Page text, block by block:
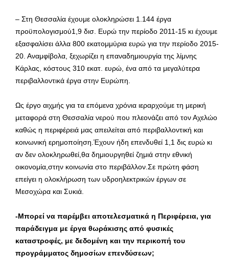
– Στη Θεσσαλία έχουμε ολοκληρώσει 1.144 έργα
προϋπολογισμού1,9 δισ. Ευρώ την περίοδο 2011-15 κι έχουμε
εξασφαλίσει άλλα 800 εκατομμύρια ευρώ για την περίοδο 2015-
20. Αναμφίβολα, ξεχωρίζει η επαναδημιουργία της λίμνης
Κάρλας, κόστους 310 εκατ. ευρώ, ένα από τα μεγαλύτερα
περιβαλλοντικά έργα στην Ευρώπη.
Ως έργο αιχμής για τα επόμενα χρόνια ιεραρχούμε τη μερική
μεταφορά στη Θεσσαλία νερού που πλεονάζει από τον Αχελώο
καθώς η περιφέρειά μας απειλείται από περιβαλλοντική και
κοινωνική ερημοποίηση.Έχουν ήδη επενδυθεί 1,1 δις ευρώ κι
αν δεν ολοκληρωθεί,θα δημιουργηθεί ζημιά στην εθνική
οικονομία,στην κοινωνία στο περιβάλλον.Σε πρώτη φάση
επείγει η ολοκλήρωση των υδροηλεκτρικών έργων σε
Μεσοχώρα και Συκιά.
-Μπορεί να παρέμβει αποτελεσματικά η Περιφέρεια, για
παράδειγμα με έργα θωράκισης από φυσικές
καταστροφές, με δεδομένη και την περικοπή του
προγράμματος δημοσίων επενδύσεων;